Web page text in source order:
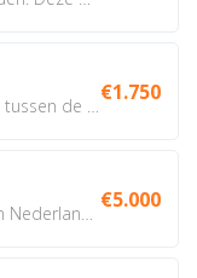
€1.750
€5.000